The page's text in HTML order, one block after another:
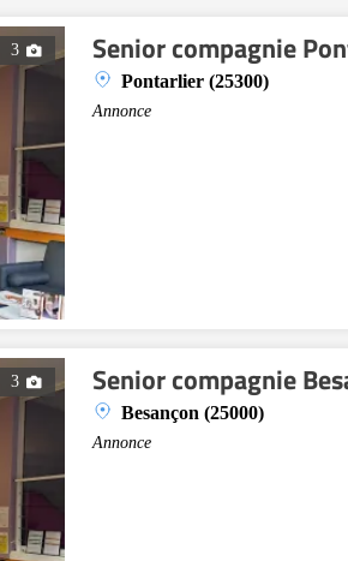
3 Senior compagnie
Pontarlier (25300)
Annonce
3 Senior compagnie
Besançon (25000)
Annonce